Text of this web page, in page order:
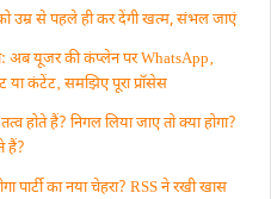
उम्र से पहले ही कर देंगी खत्म, संभल जाएं
अब यूजर की कंप्लेन पर WhatsApp‚
या कंटेंट‚ समझिए पूरा प्रॉसेस
होते हैं? निगल लिया जाए तो क्या होगा?
हैं?
का नया चेहरा? RSS ने रखी खास